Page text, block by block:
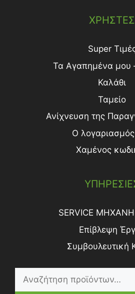
ΧΡΗΣΤΕΣ
Super
Τα Αγαπημένα μου
Καλάθι
Ταμείο
Ανίχνευση της
Ο
Χαμένος
SERVICE
Επίβλεψη
Συμβουλευτική